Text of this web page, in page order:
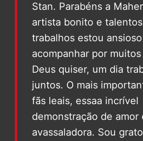
Stan. Parabéns a
artista bonito e
trabalhos estou
acompanhar por
Deus quiser, um dia
juntos. O mais
fãs leais, essaa incrível
demonstração de amor
avassaladora. Sou